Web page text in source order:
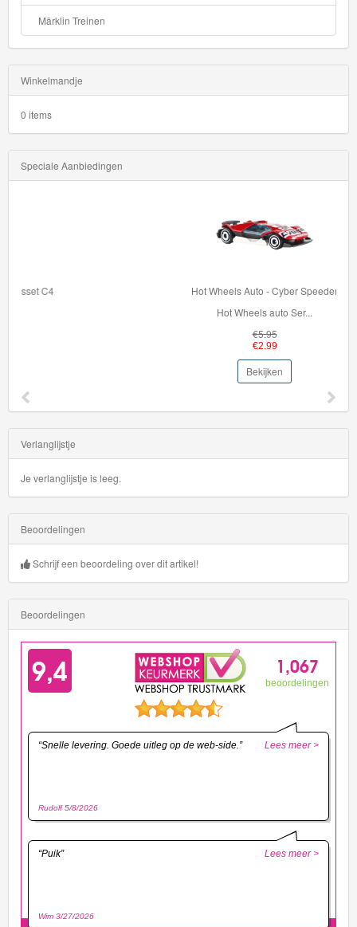
Märklin Treinen
Winkelmandje
0 items
Speciale Aanbiedingen
Hot Wheels Auto - Cyber Speeder
Hot Wheels auto Ser...
Verlanglijstje
Je verlanglijstje is leeg.
Beoordelingen
Schrijf een beoordeling over dit artikel!
Beoordelingen